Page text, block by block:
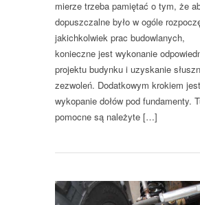
mierze trzeba pamiętać o tym, że
dopuszczalne było w ogóle
jakichkolwiek prac budowlanych,
konieczne jest wykonanie
projektu budynku i uzyskanie
zezwoleń. Dodatkowym krokiem jest
wykopanie dołów pod fundamenty.
pomocne są należyte […]